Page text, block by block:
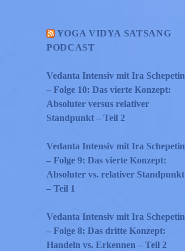
YOGA VIDYA SATSANG
PODCAST
Vedanta Intensiv mit Ira Schepetin
– Folge 10: Das vierte Konzept:
Absoluter versus relativer
Standpunkt – Teil 2
Vedanta Intensiv mit Ira Schepetin
– Folge 9: Das vierte Konzept:
Absoluter vs. relativer Standpunkt
– Teil 1
Vedanta Intensiv mit Ira Schepetin
– Folge 8: Das dritte Konzept:
Handeln vs. Erkennen – Teil 2